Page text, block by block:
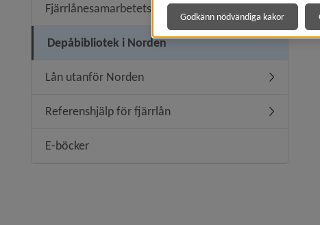
Fjärrlånesamarbetets historik
Depåbibliotek i Norden
Lån utanför Norden Undermeny
Referenshjälp för fjärrlån Undermeny
E-böcker
Godkänn nödvändiga kakor